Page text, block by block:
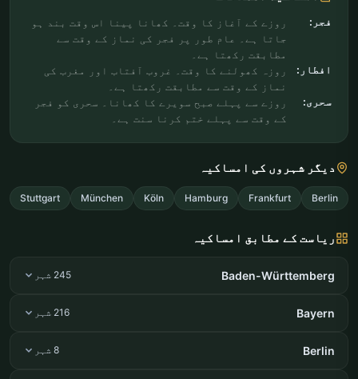
فجر:
روزے کے آغاز کا وقت۔ کھانا پینا اس وقت بند ہو
جاتا ہے۔ عام طور پر فجر کی نماز کے وقت سے
مطابقت رکھتا ہے۔
افطار:
روزہ کھولنے کا وقت۔ غروب آفتاب اور مغرب کی
نماز کے وقت سے مطابقت رکھتا ہے۔
سحری:
روزے سے پہلے صبح سویرے کا کھانا۔ سحری کو فجر
کے وقت سے پہلے ختم کرنا سنت ہے۔
دیگر شہروں کی امساکیہ
Berlin
Frankfurt
Hamburg
Köln
München
Stuttgart
ریاست کے مطابق امساکیہ
Baden-Württemberg 245 شہر
Bayern 216 شہر
Berlin 8 شہر